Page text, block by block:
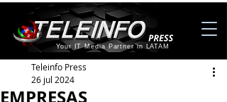
Your IT Media Partner in LATAM
EMPRESAS
Teleinfo Press
26 jul 2024